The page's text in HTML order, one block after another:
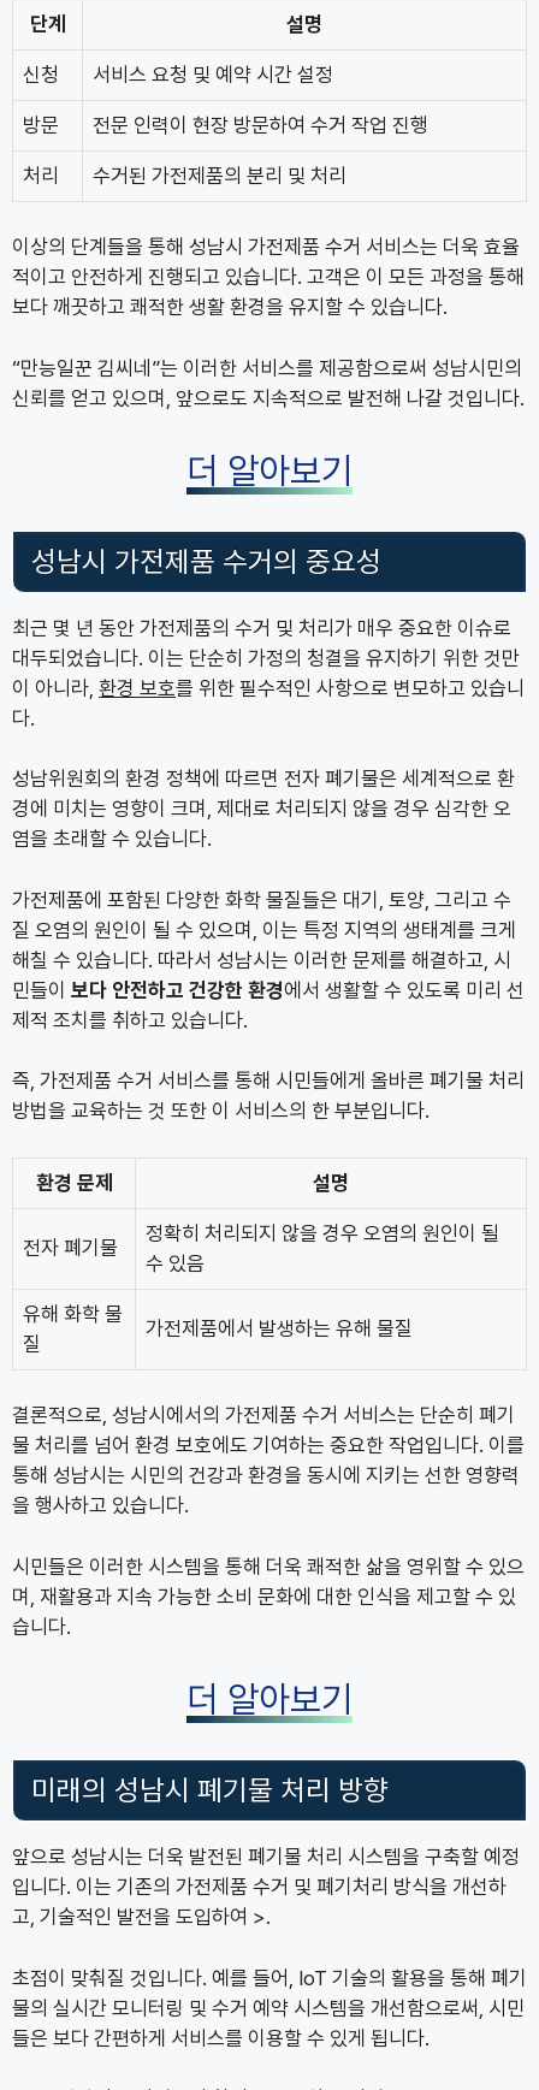
단계 설명
신청 서비스 요청 및 예약 시간 설정
방문 전문 인력이 현장 방문하여 수거 작업 진행
처리 수거된 가전제품의 분리 및 처리
이상의 단계들을 통해 성남시 가전제품 수거 서비스는 더욱 효율
적이고 안전하게 진행되고 있습니다. 고객은 이 모든 과정을 통해
보다 깨끗하고 쾌적한 생활 환경을 유지할 수 있습니다.
“만능일꾼 김씨네”는 이러한 서비스를 제공함으로써 성남시민의
신뢰를 얻고 있으며, 앞으로도 지속적으로 발전해 나갈 것입니다.
더 알아보기
성남시 가전제품 수거의 중요성
최근 몇 년 동안 가전제품의 수거 및 처리가 매우 중요한 이슈로
대두되었습니다. 이는 단순히 가정의 청결을 유지하기 위한 것만
이 아니라, 환경 보호를 위한 필수적인 사항으로 변모하고 있습니
다.
성남위원회의 환경 정책에 따르면 전자 폐기물은 세계적으로 환
경에 미치는 영향이 크며, 제대로 처리되지 않을 경우 심각한 오
염을 초래할 수 있습니다.
가전제품에 포함된 다양한 화학 물질들은 대기, 토양, 그리고 수
질 오염의 원인이 될 수 있으며, 이는 특정 지역의 생태계를 크게
해칠 수 있습니다. 따라서 성남시는 이러한 문제를 해결하고, 시
민들이 보다 안전하고 건강한 환경에서 생활할 수 있도록 미리 선
제적 조치를 취하고 있습니다.
즉, 가전제품 수거 서비스를 통해 시민들에게 올바른 폐기물 처리
방법을 교육하는 것 또한 이 서비스의 한 부분입니다.
환경 문제 설명
전자 폐기물
정확히 처리되지 않을 경우 오염의 원인이 될
수 있음
유해 화학 물
질
가전제품에서 발생하는 유해 물질
결론적으로, 성남시에서의 가전제품 수거 서비스는 단순히 폐기
물 처리를 넘어 환경 보호에도 기여하는 중요한 작업입니다. 이를
통해 성남시는 시민의 건강과 환경을 동시에 지키는 선한 영향력
을 행사하고 있습니다.
시민들은 이러한 시스템을 통해 더욱 쾌적한 삶을 영위할 수 있으
며, 재활용과 지속 가능한 소비 문화에 대한 인식을 제고할 수 있
습니다.
더 알아보기
미래의 성남시 폐기물 처리 방향
앞으로 성남시는 더욱 발전된 폐기물 처리 시스템을 구축할 예정
입니다. 이는 기존의 가전제품 수거 및 폐기처리 방식을 개선하
고, 기술적인 발전을 도입하여 >.
초점이 맞춰질 것입니다. 예를 들어, IoT 기술의 활용을 통해 폐기
물의 실시간 모니터링 및 수거 예약 시스템을 개선함으로써, 시민
들은 보다 간편하게 서비스를 이용할 수 있게 됩니다.